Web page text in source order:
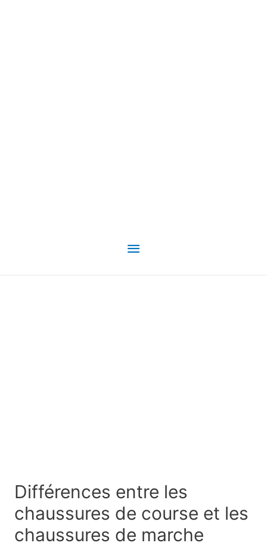
Menu
Différences entre les
chaussures de course et les
chaussures de marche